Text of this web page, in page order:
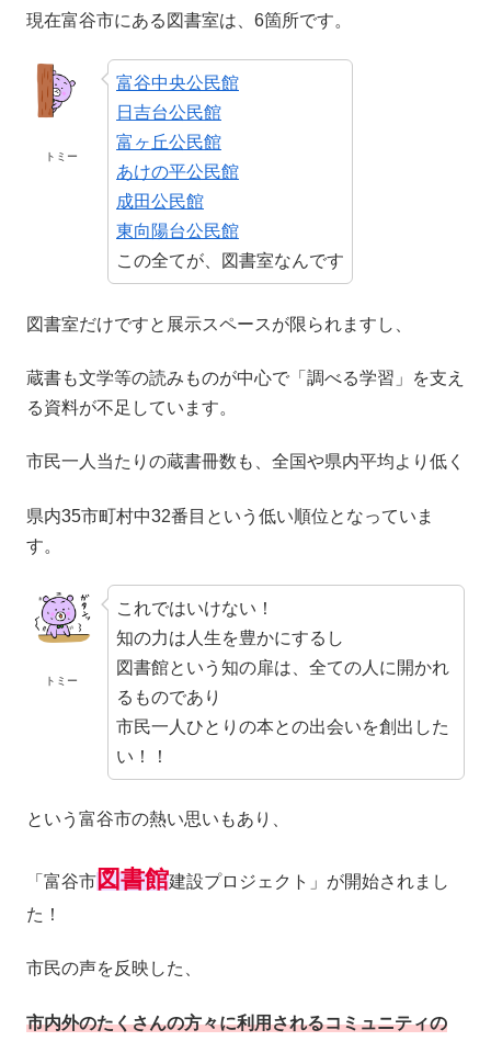
現在富谷市にある図書室は、6箇所です。
トミー
富谷中央公民館
日吉台公民館
富ヶ丘公民館
あけの平公民館
成田公民館
東向陽台公民館
この全てが、図書室なんです
図書室だけですと展示スペースが限られますし、
蔵書も文学等の読みものが中心で「調べる学習」を支え
る資料が不足しています。
市民一人当たりの蔵書冊数も、全国や県内平均より低く
県内35市町村中32番目という低い順位となっていま
す。
トミー
これではいけない！
知の力は人生を豊かにするし
図書館という知の扉は、全ての人に開かれ
るものであり
市民一人ひとりの本との出会いを創出した
い！！
という富谷市の熱い思いもあり、
「富谷市図書館建設プロジェクト」が開始されまし
た！
市民の声を反映した、
市内外のたくさんの方々に利用されるコミュニティの